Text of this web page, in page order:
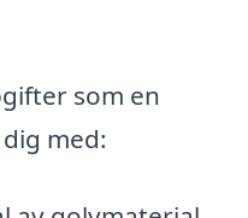
som en
med: